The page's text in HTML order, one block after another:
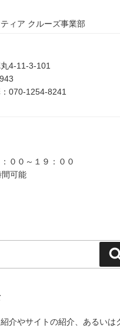
ィア クルーズ事業部
4-11-3-101
070-1254-8241
００～１９：００
可能
介やサイトの紹介、あるいは